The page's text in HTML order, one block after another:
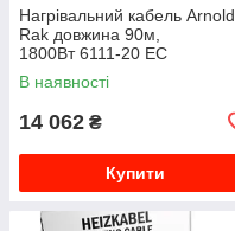
Нагрівальний кабель Arnold
Rak довжина 90м,
1800Вт 6111-20 EC
В наявності
14 062 ₴
Купити